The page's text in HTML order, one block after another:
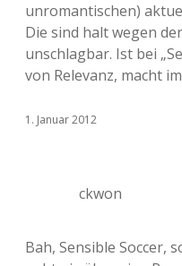
unromantischen)
Die sind halt wegen
unschlagbar. Ist bei
von Relevanz, macht
1. Januar 2012
ckwon
Bah, Sensible Soccer,